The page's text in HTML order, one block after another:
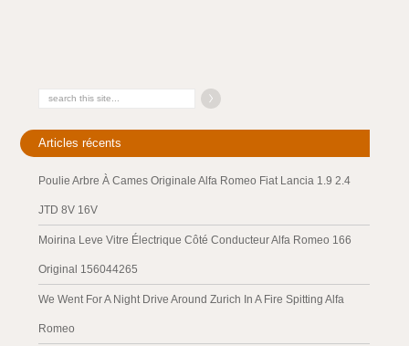
Articles récents
Poulie Arbre À Cames Originale Alfa Romeo Fiat Lancia 1.9 2.4
JTD 8V 16V
Moirina Leve Vitre Électrique Côté Conducteur Alfa Romeo 166
Original 156044265
We Went For A Night Drive Around Zurich In A Fire Spitting Alfa
Romeo